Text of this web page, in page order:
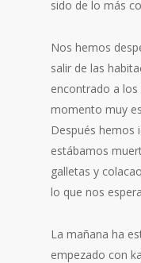
sido de lo más
Nos hemos
salir de las
encontrado a
momento muy
Después hemos
estábamos
galletas y
lo que nos
La mañana ha
empezado con